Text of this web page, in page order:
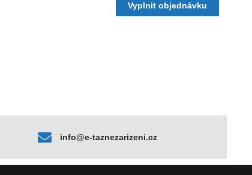
Vyplnit objednávku
info@e-taznezarizeni.cz